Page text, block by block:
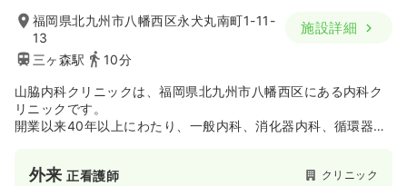
福岡県北九州市八幡西区永犬丸南町1-11-
13
三ヶ森駅
10分
施設詳細
山脇内科クリニックは、福岡県北九州市八幡西区にある内科ク
リニックです。
開業以来40年以上にわたり、一般内科、消化器内科、循環器内
外来正看護師 クリニック